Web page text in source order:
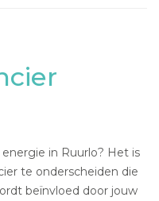
in Ruurlo? Het is
te onderscheiden die
beïnvloed door jouw